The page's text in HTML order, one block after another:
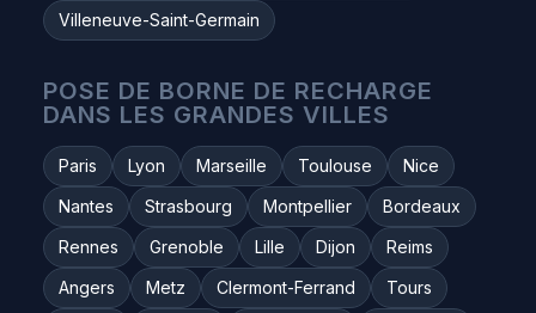
Villeneuve-Saint-Germain
POSE DE BORNE DE RECHARGE
DANS LES GRANDES VILLES
Paris Lyon Marseille Toulouse
Nice
Nantes
Strasbourg Montpellier
Bordeaux
Rennes
Grenoble Lille Dijon
Reims
Angers
Metz Clermont-Ferrand
Tours